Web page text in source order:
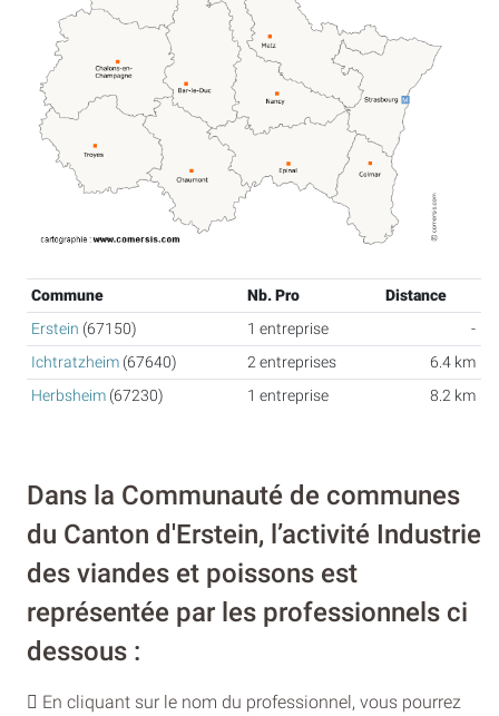
Commune Nb. Pro
Distance
Erstein (67150) 1 entreprise
-
Ichtratzheim (67640) 2 entreprises
6.4 km
Herbsheim (67230) 1 entreprise 8.2 km
Dans la Communauté de communes
du Canton d'Erstein, l’activité Industrie
des viandes et poissons est
représentée par les professionnels ci
dessous :
En cliquant sur le nom du professionnel, vous pourrez